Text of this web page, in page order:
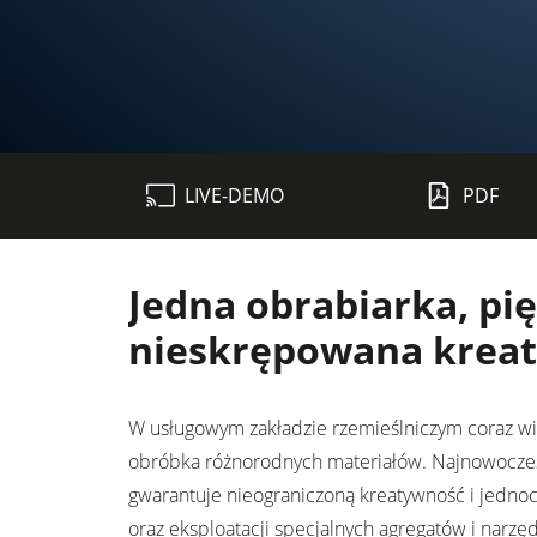
Frezarki dolnowrzecionowe
Okleiniarki
Szlifierki taśmowe & Szlifierki do
Pilarki taśmowe
Piły panelowe
Prasy do forniru & Prasy membranowe
LIVE-DEMO PDF
Jedna obrabiarka,
nieskrępowana
W usługowym zakładzie rzemieślniczym coraz
obróbka różnorodnych materiałów.
gwarantuje nieograniczoną kreatywność i
oraz eksploatacji specjalnych agregatów i